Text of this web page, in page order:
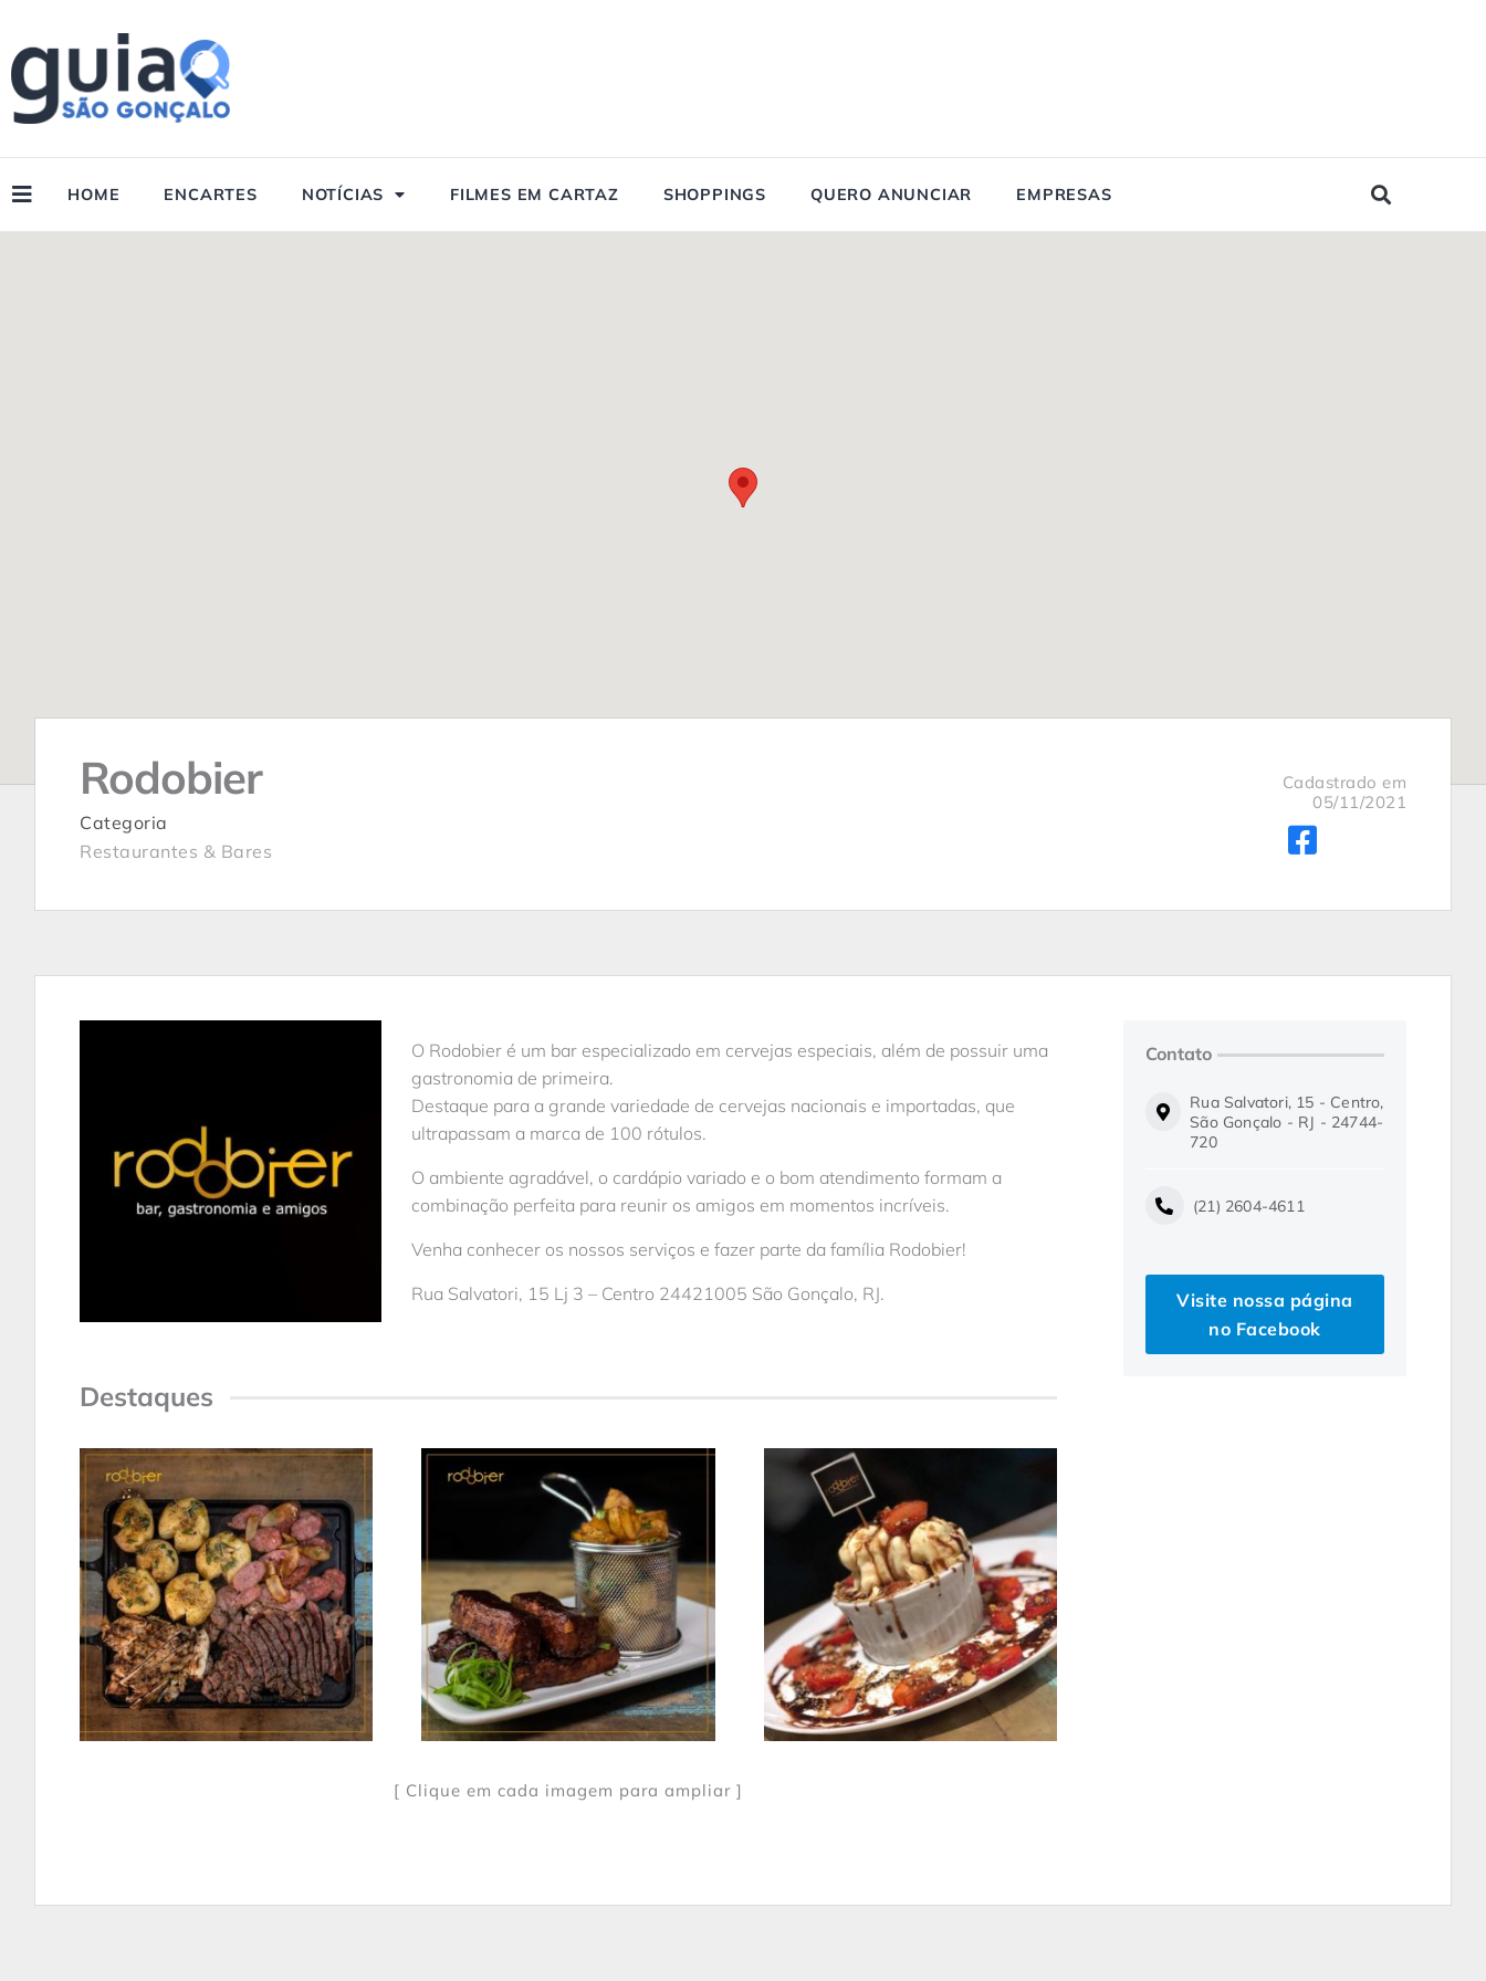
para
conteúdo
HOME ENCARTES NOTÍCIAS FILMES EM CARTAZ SHOPPINGS QUERO ANUNCIAR EMPRESAS
Rodobier
Categoria
Restaurantes & Bares
Cadastrado em
05/11/2021
O Rodobier é um bar especializado em cervejas especiais, além de possuir uma
gastronomia de primeira.
Destaque para a grande variedade de cervejas nacionais e importadas, que
ultrapassam a marca de 100 rótulos.
O ambiente agradável, o cardápio variado e o bom atendimento formam a
combinação perfeita para reunir os amigos em momentos incríveis.
Venha conhecer os nossos serviços e fazer parte da família Rodobier!
Rua Salvatori, 15 Lj 3 – Centro 24421005 São Gonçalo, RJ.
Destaques
[ Clique em cada imagem para ampliar ]
Contato
Rua Salvatori, 15 - Centro,
São Gonçalo - RJ - 24744-
720
(21) 2604-4611
Visite nossa página
no Facebook